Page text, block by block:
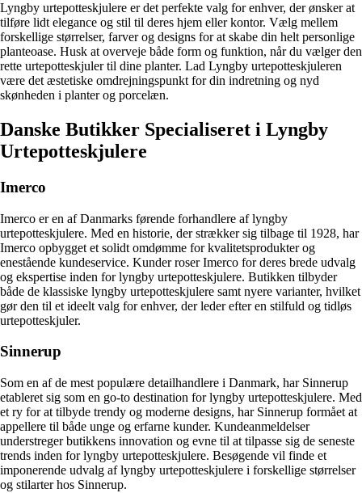
Lyngby urtepotteskjulere er det perfekte valg for enhver, der ønsker at
tilføre lidt elegance og stil til deres hjem eller kontor. Vælg mellem
forskellige størrelser, farver og designs for at skabe din helt personlige
planteoase. Husk at overveje både form og funktion, når du vælger den
rette urtepotteskjuler til dine planter. Lad Lyngby urtepotteskjuleren
være det æstetiske omdrejningspunkt for din indretning og nyd
skønheden i planter og porcelæn.
Danske Butikker Specialiseret i Lyngby
Urtepotteskjulere
Imerco
Imerco er en af Danmarks førende forhandlere af lyngby
urtepotteskjulere. Med en historie, der strækker sig tilbage til 1928, har
Imerco opbygget et solidt omdømme for kvalitetsprodukter og
enestående kundeservice. Kunder roser Imerco for deres brede udvalg
og ekspertise inden for lyngby urtepotteskjulere. Butikken tilbyder
både de klassiske lyngby urtepotteskjulere samt nyere varianter, hvilket
gør den til et ideelt valg for enhver, der leder efter en stilfuld og tidløs
urtepotteskjuler.
Sinnerup
Som en af de mest populære detailhandlere i Danmark, har Sinnerup
etableret sig som en go-to destination for lyngby urtepotteskjulere. Med
et ry for at tilbyde trendy og moderne designs, har Sinnerup formået at
appellere til både unge og erfarne kunder. Kundeanmeldelser
understreger butikkens innovation og evne til at tilpasse sig de seneste
trends inden for lyngby urtepotteskjulere. Besøgende vil finde et
imponerende udvalg af lyngby urtepotteskjulere i forskellige størrelser
og stilarter hos Sinnerup.